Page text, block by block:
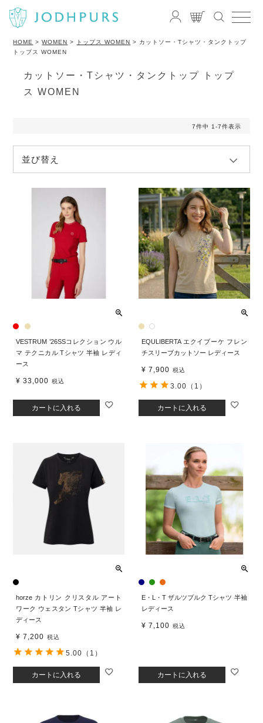
HOME WOMEN トップス WOMEN
カットソー・Tシャツ・タンクトップ
トップス WOMEN
カットソー・Tシャツ・タンクトップ トップ
ス WOMEN
並び替え
7件中 1 -7件表示
VESTRUM ’26SSコレクション ウル
マ テクニカル Tシャツ 半袖 レディ
ース
¥ 33,000 税込
カートに入れる
EQULIBERTA エクイブーケ フレン
チスリーブカットソー レディース
¥ 7,900 税込
カートに入れる
3.00 （1）
horze カトリン クリスタル アート
ワーク ウェスタン Tシャツ 半袖 レ
ディース
¥ 7,200 税込
カートに入れる
5.00 （1）
E・L・T ザルツブルク Tシャツ 半袖
レディース
¥ 7,100 税込
カートに入れる